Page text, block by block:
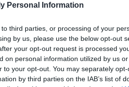
Personal Information
third parties, or processing of your
by us, please use the below opt-out
your opt-out request is processed
on personal information utilized by us
your opt-out. You may separately
by third parties on the IAB’s list of